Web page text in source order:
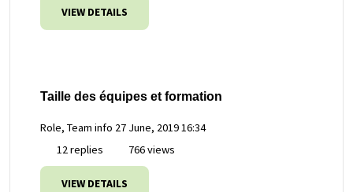
VIEW DETAILS
Taille des équipes et formation
Role, Team info 27 June, 2019 16:34
12 replies
766 views
VIEW DETAILS